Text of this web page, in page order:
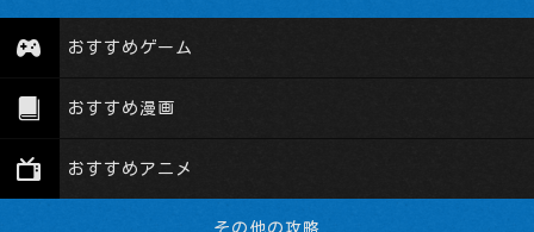
おすすめゲーム
おすすめ漫画
おすすめアニメ
その他の攻略